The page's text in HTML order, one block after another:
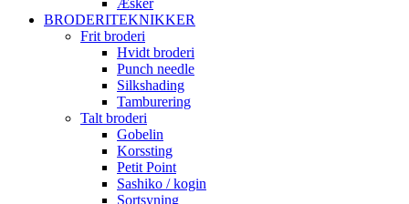
BRODERITEKNIKKER
Frit broderi
Hvidt broderi
Punch needle
Silkshading
Tamburering
Talt broderi
Gobelin
Korssting
Petit Point
Sashiko / kogin
Sortsyning